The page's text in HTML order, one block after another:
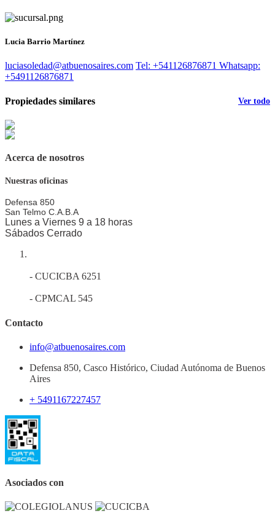
Lucia Barrio Martínez
luciasoledad@atbuenosaires.com Tel: +541126876871 Whatsapp:
+5491126876871
Propiedades similares Ver todo
Acerca de nosotros
Nuestras oficinas
Defensa 850
San Telmo C.A.B.A
Lunes a Viernes 9 a 18 horas
Sábados Cerrado
- CUCICBA 6251
- CPMCAL 545
Contacto
info@atbuenosaires.com
Defensa 850, Casco Histórico, Ciudad Autónoma de Buenos
Aires
+ 5491167227457
Asociados con